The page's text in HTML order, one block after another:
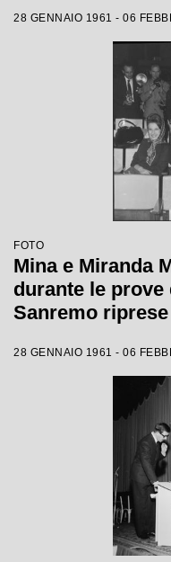
28 GENNAIO 1961 - 06
FOTO
Mina e Miranda
durante le
Sanremo
28 GENNAIO 1961 - 06